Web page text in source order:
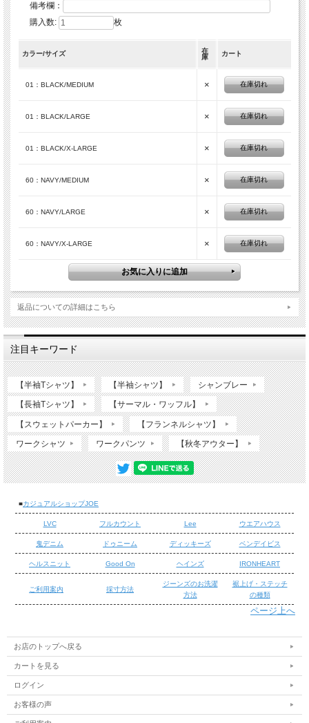
FLOCKY PIZZA T-SHIRT
TESのTシャツです。度目を詰めながらも柔らかさを出した洗い晒し
の様な風合いが特徴のアメリカンコットンを忠実に 日本生産にて再
現したオリジナルヘビーウェイト天竺を採用。
備考欄：
購入数:
枚
カラー/サイズ
在
庫
カート
01：BLACK/MEDIUM × 在庫切れ
01：BLACK/LARGE × 在庫切れ
01：BLACK/X-LARGE × 在庫切れ
60：NAVY/MEDIUM × 在庫切れ
60：NAVY/LARGE × 在庫切れ
60：NAVY/X-LARGE × 在庫切れ
返品についての詳細はこちら
注目キーワード
【半袖Tシャツ】 【半袖シャツ】 シャンブレー
【長袖Tシャツ】 【サーマル・ワッフル】
【スウェットパーカー】 【フランネルシャツ】
ワークシャツ ワークパンツ 【秋冬アウター】
■カジュアルショップJOE
LVC フルカウント Lee ウエアハウス
鬼デニム ドゥニーム ディッキーズ ベンデイビス
ヘルスニット Good On ヘインズ IRONHEART
ご利用案内 採寸方法
ジーンズのお洗濯
方法
裾上げ・ステッチ
の種類
ページ上へ
/お店のトップへ戻る
カートを見る
ログイン
お客様の声